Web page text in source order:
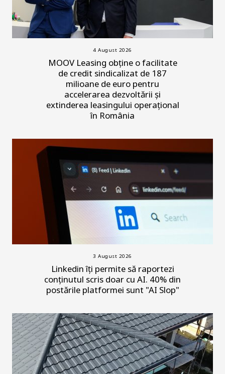
4 August 2026
MOOV Leasing obține o facilitate
de credit sindicalizat de 187
milioane de euro pentru
accelerarea dezvoltării și
extinderea leasingului operațional
în România
3 August 2026
Linkedin îți permite să raportezi
conținutul scris doar cu AI. 40% din
postările platformei sunt "AI Slop"